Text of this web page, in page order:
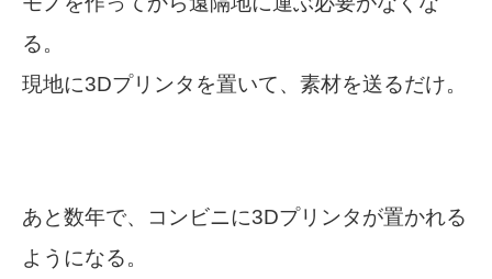
る。
現地に3Dプリンタを置いて、素材を送るだけ。
あと数年で、コンビニに3Dプリンタが置かれる
ようになる。